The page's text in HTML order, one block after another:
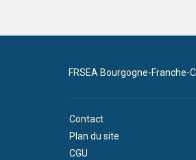
FRSEA Bourgogne-Franche-
Contact
Plan du site
CGU